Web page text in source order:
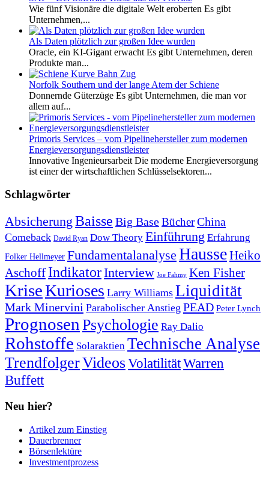
Wie fünf Visionäre die digitale Welt eroberten Es gibt
Unternehmen,...
Als Daten plötzlich zur großen Idee wurden
Oracle, ein KI-Gigant erwacht Es gibt Unternehmen, deren
Produkte man...
Norfolk Southern und der lange Atem der Schiene
Donnernde Güterzüge Es gibt Unternehmen, die man vor
allem auf...
Primoris Services – vom Pipelinehersteller zum modernen
Energieversorgungsdienstleister
Innovative Ingenieursarbeit Die moderne Energieversorgung
ist einer der wirtschaftlichen Schlüsselsektoren...
Schlagwörter
Absicherung Baisse Big BaseBücherChina
Comeback David Ryan Dow Theory Einführung Erfahrung
Folker Hellmeyer Fundamentalanalyse HausseHeiko
Aschoff IndikatorInterview Joe Fahmy Ken Fisher
KriseKurioses Larry Williams Liquidität
Mark Minervini Parabolischer Anstieg PEAD Peter Lynch
Prognosen Psychologie Ray Dalio
Rohstoffe Solaraktien Technische Analyse
TrendfolgerVideosVolatilitätWarren
Buffett
Neu hier?
Artikel zum Einstieg
Dauerbrenner
Börsenlektüre
Investmentprozess